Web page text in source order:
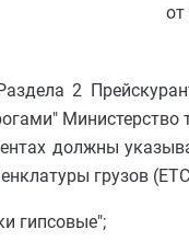
от
2
Министерство
должны
грузов
гипсовые";